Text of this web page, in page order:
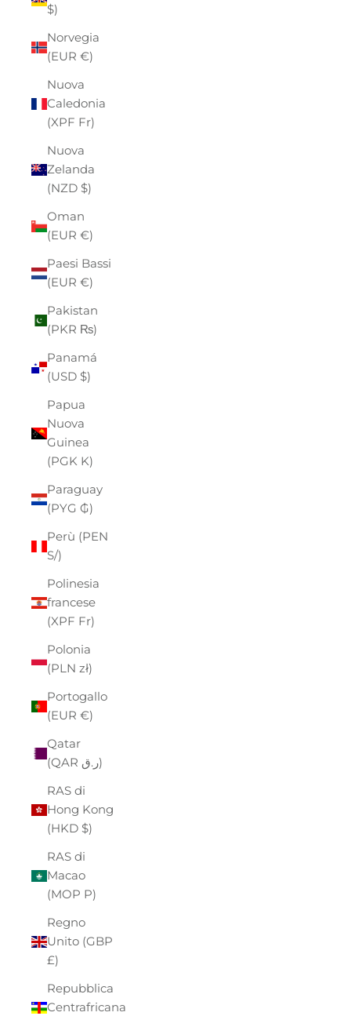
$)
Norvegia
(EUR €)
Nuova
Caledonia
(XPF Fr)
Nuova
Zelanda
(NZD $)
Oman
(EUR €)
Paesi Bassi
(EUR €)
Pakistan
(PKR ₨)
Panamá
(USD $)
Papua
Nuova
Guinea
(PGK K)
Paraguay
(PYG ₲)
Perù (PEN
S/)
Polinesia
francese
(XPF Fr)
Polonia
(PLN zł)
Portogallo
(EUR €)
Qatar
(QAR ر.ق)
RAS di
Hong Kong
(HKD $)
RAS di
Macao
(MOP P)
Regno
Unito (GBP
£)
Repubblica
Centrafricana